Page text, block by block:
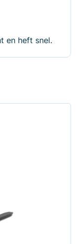
en heft snel.